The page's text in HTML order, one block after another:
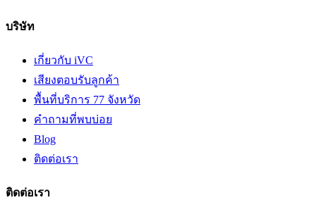
บริษัท
เกี่ยวกับ iVC
เสียงตอบรับลูกค้า
พื้นที่บริการ 77 จังหวัด
คำถามที่พบบ่อย
Blog
ติดต่อเรา
ติดต่อเรา